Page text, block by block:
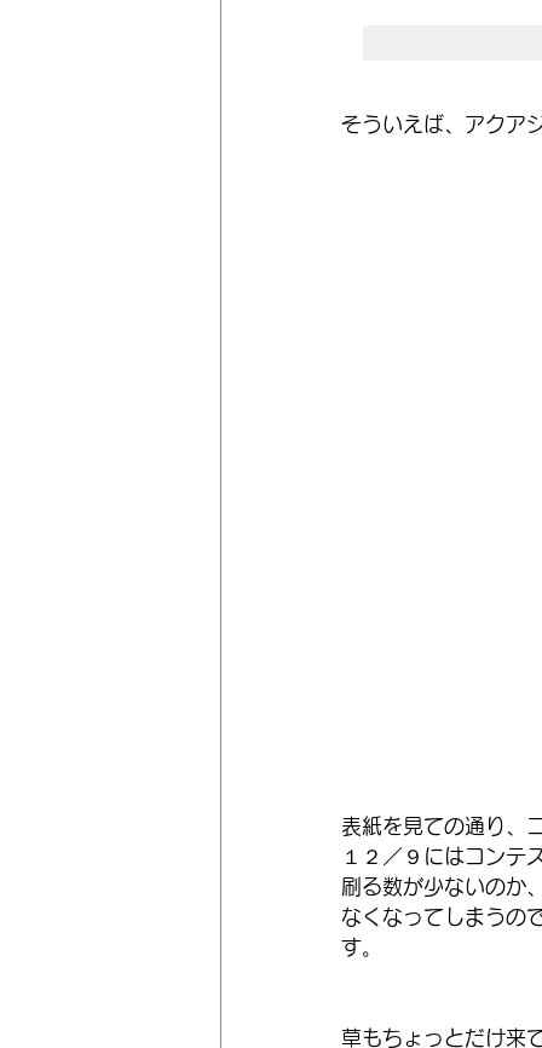
そういえば、アクア
表紙を見ての通り、
１２／９にはコンテ
刷る数が少ないのか
なくなってしまうの
す。
草もちょっとだけ来